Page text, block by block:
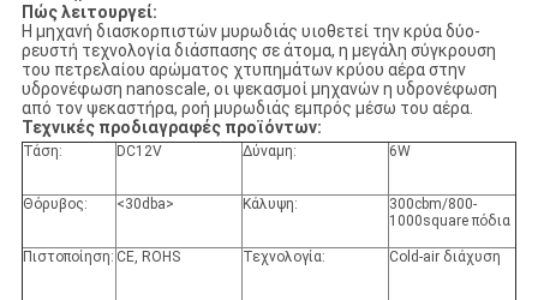
Πώς λειτουργεί:
Η μηχανή διασκορπιστών μυρωδιάς υιοθετεί την κρύα δύο-
ρευστή τεχνολογία διάσπασης σε άτομα, η μεγάλη σύγκρουση
του πετρελαίου αρώματος χτυπημάτων κρύου αέρα στην
υδρονέφωση nanoscale, οι ψεκασμοί μηχανών η υδρονέφωση
από τον ψεκαστήρα, ροή μυρωδιάς εμπρός μέσω του αέρα.
Τεχνικές προδιαγραφές προϊόντων:
Τάση: DC12V Δύναμη: 6W
Θόρυβος: <30dba> Κάλυψη:
300cbm/800-
1000square πόδια
Πιστοποίηση: CE, ROHS Τεχνολογία: Cold-air διάχυση